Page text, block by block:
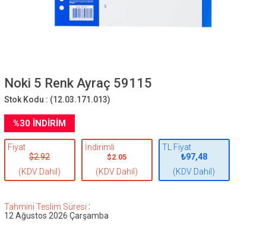
Noki 5 Renk Ayraç 59115
Stok Kodu : (12.03.171.013)
%30İNDIRIM
Fiyat
$2.92
(KDV Dahil)
İndirimli
$2.05
(KDV Dahil)
TL Fiyat
₺97,48
(KDV Dahil)
Tahmini Teslim Süresi :
12 Ağustos 2026 Çarşamba